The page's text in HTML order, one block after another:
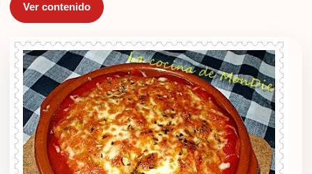
Ver contenido